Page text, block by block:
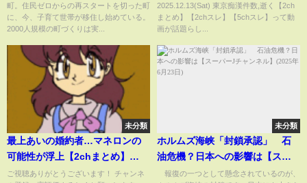
から14年【報道特集】| TBS
NEWS DIG
町。住民ゼロからの再スタートを切った町
に、今、子育て世帯が移住し始めている。
2000人規模の町づくりは実...
2025.12.13(Sat) 東京痴漢件数,逝く【2ch
まとめ】【2chスレ】【5chスレ】って動
画が話題らし...
未分類
最上あいの婚約者…マネロンの
可能性が浮上【2chまとめ】
【2chスレ】【5chスレ】
ご視聴ありがとうございます！ チャンネ
未分類
ホルムズ海峡「封鎖承認」 石
油危機？日本への影響は【スー
パーJチャンネル】(2025年6月23
報復の一つとして懸念されているのが、